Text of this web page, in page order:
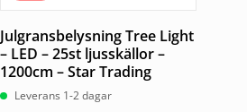
Julgransbelysning Tree Light
– LED – 25st ljusskällor –
1200cm – Star Trading
Leverans 1-2 dagar